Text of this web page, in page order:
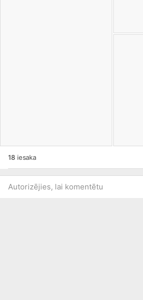
18iesaka
Autorizējies, lai komentētu